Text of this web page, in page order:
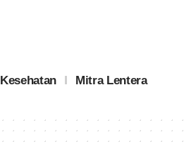
Kesehatan Mitra Lentera